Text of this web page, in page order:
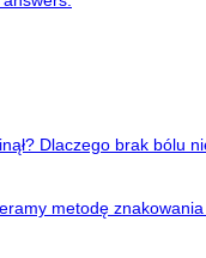
Dlaczego brak bólu
metodę znakowania